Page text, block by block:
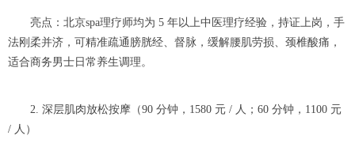
亮点：北京spa理疗师均为 5 年以上中医理疗经验，持证上岗，手
法刚柔并济，可精准疏通膀胱经、督脉，缓解腰肌劳损、颈椎酸痛，
适合商务男士日常养生调理。
2. 深层肌肉放松按摩（90 分钟，1580 元 / 人；60 分钟，1100 元
/ 人）